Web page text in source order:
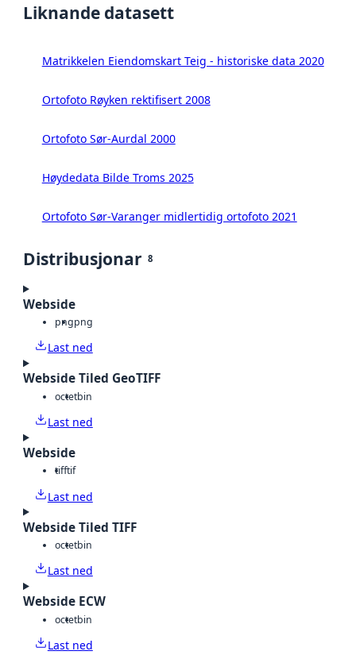
Liknande datasett
Matrikkelen Eiendomskart Teig - historiske data 2020
Ortofoto Røyken rektifisert 2008
Ortofoto Sør-Aurdal 2000
Høydedata Bilde Troms 2025
Ortofoto Sør-Varanger midlertidig ortofoto 2021
Distribusjonar 8
Webside
pngpng
Last ned
Webside Tiled GeoTIFF
octetbin
Last ned
Webside
tifftif
Last ned
Webside Tiled TIFF
octetbin
Last ned
Webside ECW
octetbin
Last ned